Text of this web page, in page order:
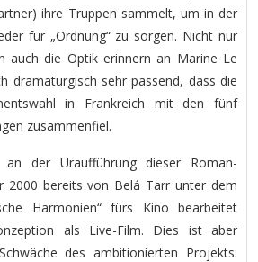
ihre Truppen sammelt, um in der
für „Ordnung“ zu sorgen. Nicht nur
auch die Optik erinnern an Marine Le
dramaturgisch sehr passend, dass die
in Frankreich mit den fünf
zusammenfiel.
an der Uraufführung dieser Roman-
2000 bereits von Belá Tarr unter dem
Harmonien“ fürs Kino bearbeitet
als Live-Film. Dies ist aber
des ambitionierten Projekts: